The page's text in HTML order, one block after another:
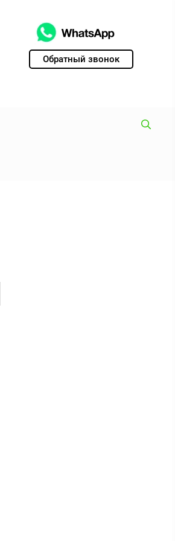
Обратный звонок